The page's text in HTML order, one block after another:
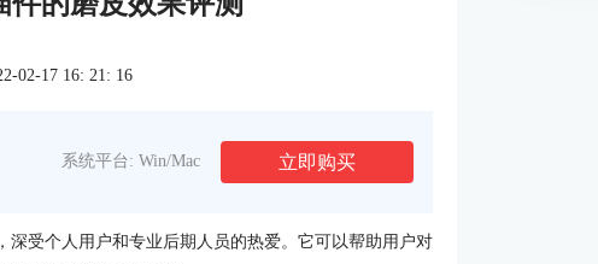
02-17 16: 21: 16
系统平台: Win/Mac 立即购买
深受个人用户和专业后期人员的热爱。它可以帮助用户对